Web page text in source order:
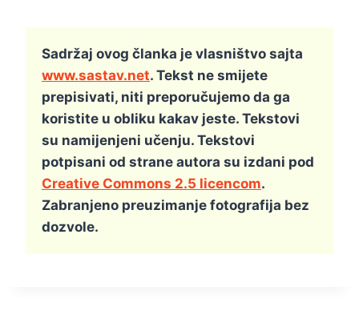
Sadržaj ovog članka je vlasništvo sajta
www.sastav.net. Tekst ne smijete
prepisivati, niti preporučujemo da ga
koristite u obliku kakav jeste. Tekstovi
su namijenjeni učenju. Tekstovi
potpisani od strane autora su izdani pod
Creative Commons 2.5 licencom.
Zabranjeno preuzimanje fotografija bez
dozvole.